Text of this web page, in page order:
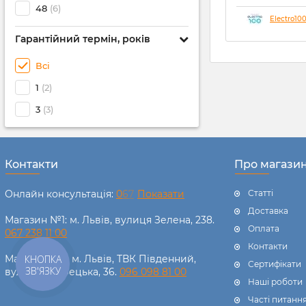
48 (6)
Гарантійний термін, років
Всі
1 (2)
3 (3)
вона має
задній план -
споживання
всього лише
чергу буде
що піде далі
Electro100
Контакти
Онлайн консультація: 067 Показати
Магазин №1: м. Львів, вулиця Зелена, 238.
067 238 11 00
Магазин №2: м. Львів, ТВК Південний,
вулиця Щирецька, 36. 096 098 81 00
Про
Статті
Доставка
Оплата
Контакти
Сертифікати
Наші роботи
Часті питання
КНОПКА
ЗВ'ЯЗКУ